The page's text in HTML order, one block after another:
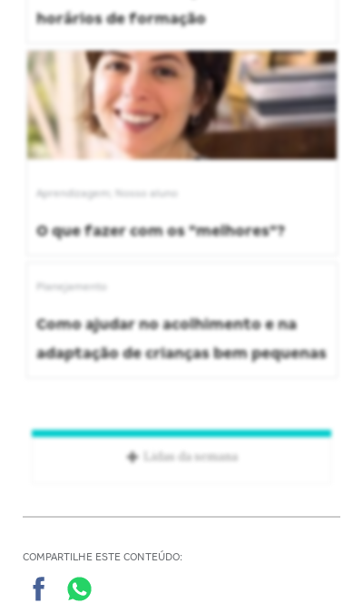
horários de formação
Aprendizagem; Nosso aluno
O que fazer com os "melhores"?
Planejamento
Como ajudar no acolhimento e na
adaptação de crianças bem pequenas
Lidas da semana
COMPARTILHE ESTE CONTEÚDO: